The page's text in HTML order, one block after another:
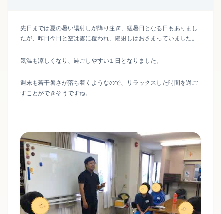
先日までは夏の暑い陽射しが降り注ぎ、猛暑日となる日もありまし
たが、昨日今日と空は雲に覆われ、陽射しはおさまっていました。
気温も涼しくなり、過ごしやすい１日となりました。
週末も若干暑さが落ち着くようなので、リラックスした時間を過ご
すことができそうですね。